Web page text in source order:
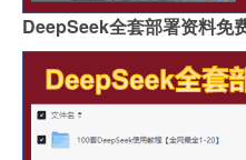
DeepSeek全套部署资料免